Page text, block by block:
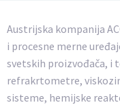
Austrijska kompanija
i procesne merne
svetskih proizvođača, i
refrakrtometre,
sisteme, hemijske